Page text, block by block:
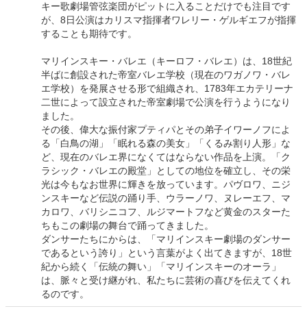
キー歌劇場管弦楽団がピットに入ることだけでも注目です
が、8日公演はカリスマ指揮者ワレリー・ゲルギエフが指揮
することも期待です。
マリインスキー・バレエ（キーロフ・バレエ）は、18世紀
半ばに創設された帝室バレエ学校（現在のワガノワ・バレ
エ学校）を発展させる形で組織され、1783年エカテリーナ
二世によって設立された帝室劇場で公演を行うようになり
ました。
その後、偉大な振付家プティパとその弟子イワーノフによ
る「白鳥の湖」「眠れる森の美女」「くるみ割り人形」な
ど、現在のバレエ界になくてはならない作品を上演。「ク
ラシック・バレエの殿堂」としての地位を確立し、その栄
光は今もなお世界に輝きを放っています。パヴロワ、ニジ
ンスキーなど伝説の踊り手、ウラーノワ、ヌレーエフ、マ
カロワ、バリシニコフ、ルジマートフなど黄金のスターた
ちもこの劇場の舞台で踊ってきました。
ダンサーたちにからは、「マリインスキー劇場のダンサー
であるという誇り」という言葉がよく出てきますが、18世
紀から続く「伝統の舞い」「マリインスキーのオーラ」
は、脈々と受け継がれ、私たちに芸術の喜びを伝えてくれ
るのです。